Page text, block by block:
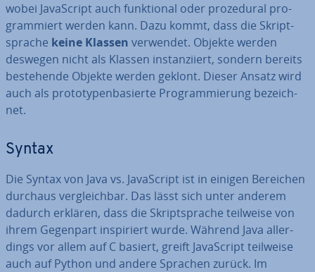
wobei Ja­va­Script auch funk­tio­nal oder pro­ze­du­ral pro­
gram­miert werden kann. Dazu kommt, dass die Skript­
spra­che keine Klassen verwendet. Objekte werden
deswegen nicht als Klassen in­stan­zi­iert, sondern bereits
be­stehen­de Objekte werden geklont. Dieser Ansatz wird
auch als pro­to­ty­pen­ba­sier­te Pro­gram­mie­rung be­zeich­
net.
Syntax
Die Syntax von Java vs. Ja­va­Script ist in einigen Bereichen
durchaus ver­gleich­bar. Das lässt sich unter anderem
dadurch erklären, dass die Skript­spra­che teilweise von
ihrem Gegenpart in­spi­riert wurde. Während Java al­ler­
dings vor allem auf C basiert, greift Ja­va­Script teilweise
auch auf Python und andere Sprachen zurück. Im